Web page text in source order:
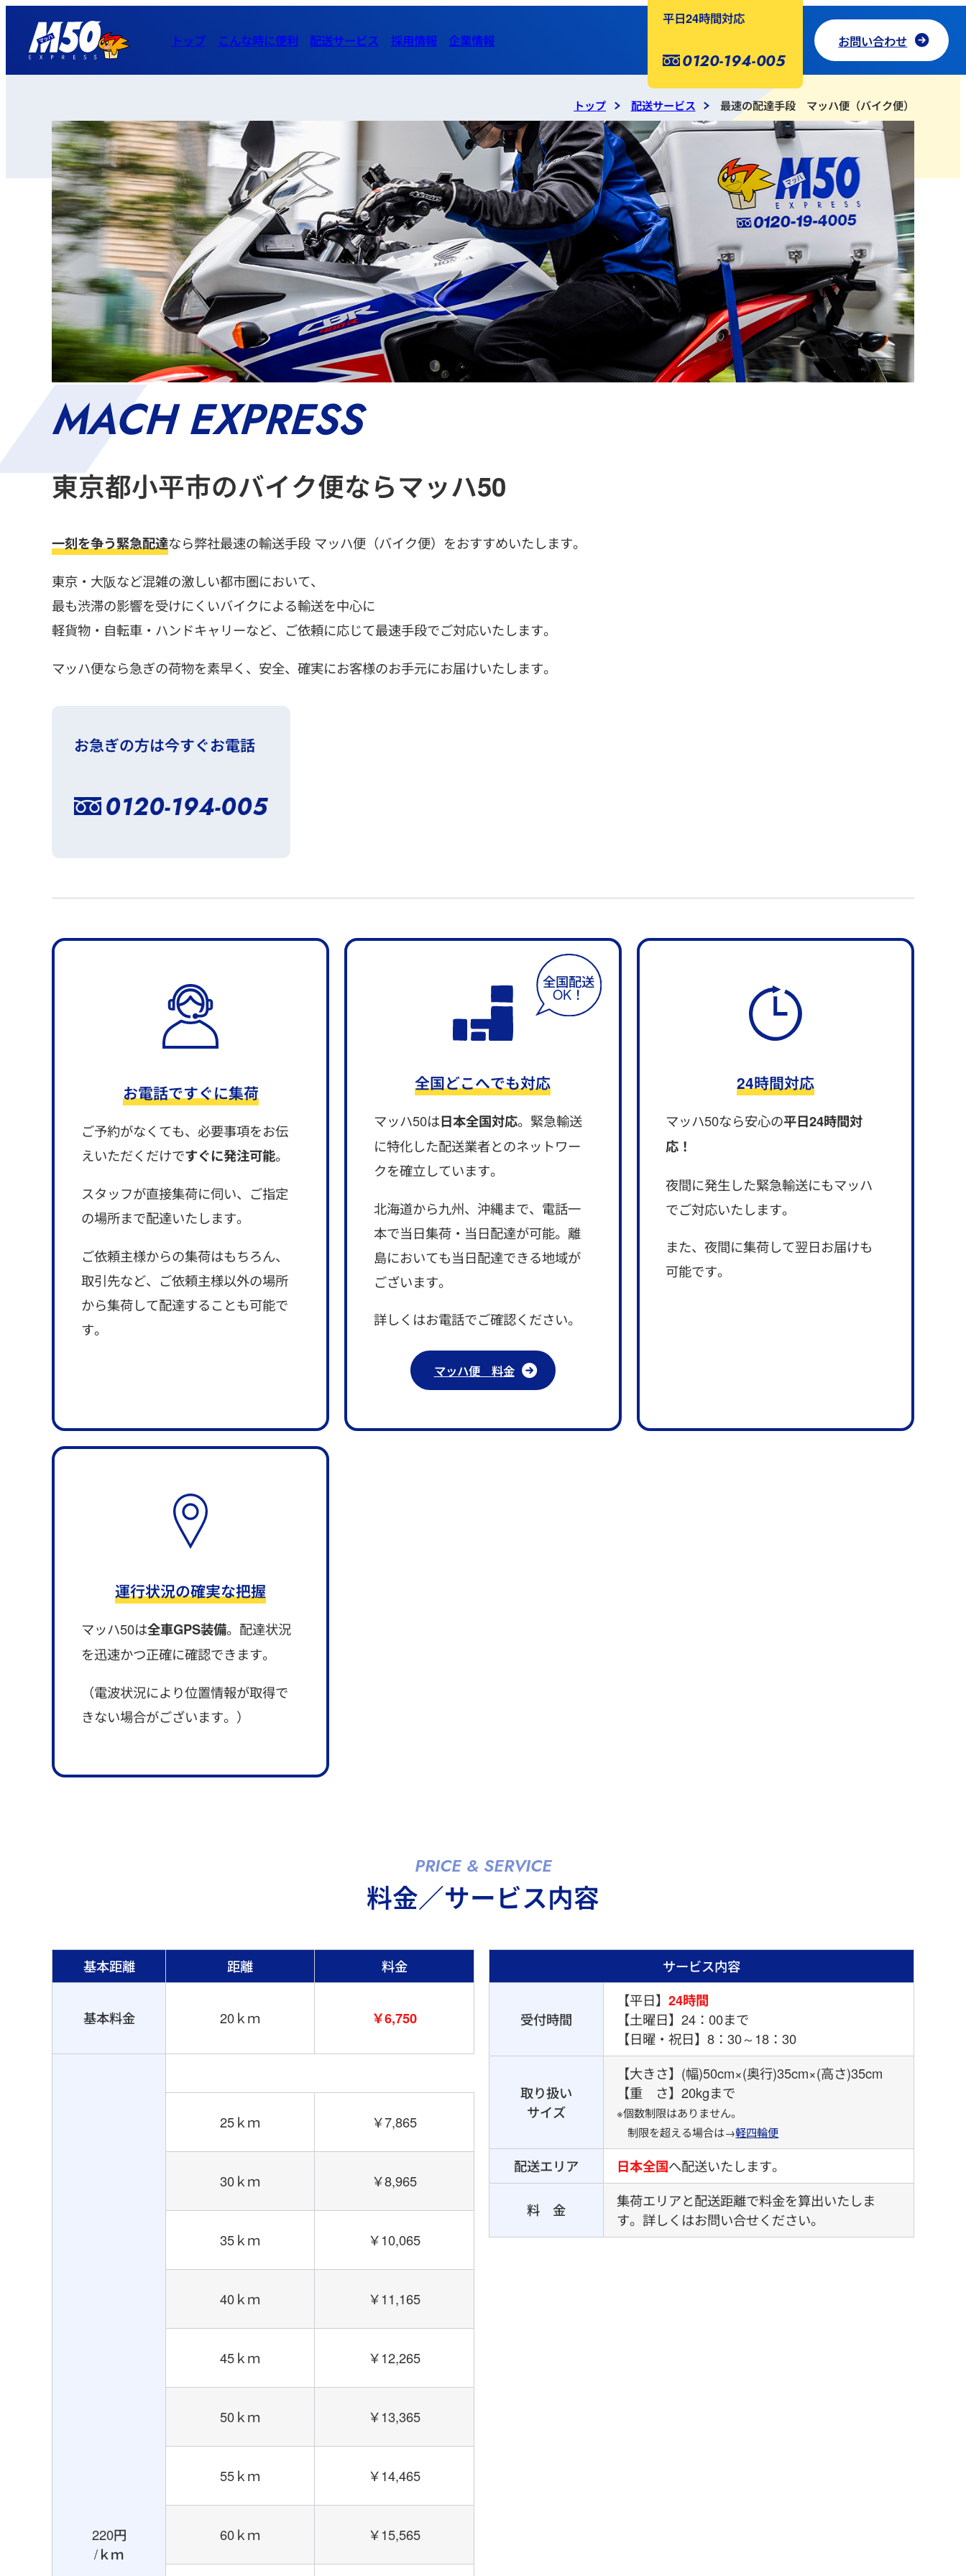
トップ こんな時に便利 配送サービス 採用情報 企業情報
平日24時間対応
0120-194-005
お問い合わせ
東京都小平市のバイク便ならマッハ50
一刻を争う緊急配達なら弊社最速の輸送手段 マッハ便（バイク便）をおすすめいたします。
東京・大阪など混雑の激しい都市圏において、
最も渋滞の影響を受けにくいバイクによる輸送を中心に
軽貨物・自転車・ハンドキャリーなど、ご依頼に応じて最速手段でご対応いたします。
マッハ便なら急ぎの荷物を素早く、安全、確実にお客様のお手元にお届けいたします。
お急ぎの方は今すぐお電話
0120-194-005
トップ 配送サービス 最速の配達手段 マッハ便（バイク便）
お電話ですぐに集荷
ご予約がなくても、必要事項をお伝
えいただくだけですぐに発注可能。
スタッフが直接集荷に伺い、ご指定
の場所まで配達いたします。
ご依頼主様からの集荷はもちろん、
取引先など、ご依頼主様以外の場所
から集荷して配達することも可能で
す。
全国どこへでも対応
マッハ50は日本全国対応。緊急輸送
に特化した配送業者とのネットワー
クを確立しています。
北海道から九州、沖縄まで、電話一
本で当日集荷・当日配達が可能。離
島においても当日配達できる地域が
ございます。
詳しくはお電話でご確認ください。
マッハ便 料金
24時間対応
マッハ50なら安心の平日24時間対
応！
夜間に発生した緊急輸送にもマッハ
でご対応いたします。
また、夜間に集荷して翌日お届けも
可能です。
運行状況の確実な把握
マッハ50は全車GPS装備。配達状況
を迅速かつ正確に確認できます。
（電波状況により位置情報が取得で
きない場合がございます。）
PRICE & SERVICE
料金／サービス内容
基本距離 距離 料金
基本料金 20ｋｍ ￥6,750
220円
/ｋｍ
25ｋｍ ￥7,865
30ｋｍ ￥8,965
35ｋｍ ￥10,065
40ｋｍ ￥11,165
45ｋｍ ￥12,265
50ｋｍ ￥13,365
55ｋｍ ￥14,465
60ｋｍ ￥15,565
サービス内容
受付時間
【平日】24時間
【土曜日】24：00まで
【日曜・祝日】8：30～18：30
取り扱い
サイズ
【大きさ】(幅)50cm×(奥行)35cm×(高さ)35cm
【重 さ】20kgまで
※個数制限はありません。
制限を超える場合は→軽四輪便
配送エリア 日本全国へ配送いたします。
料 金
集荷エリアと配送距離で料金を算出いたしま
す。詳しくはお問い合せください。